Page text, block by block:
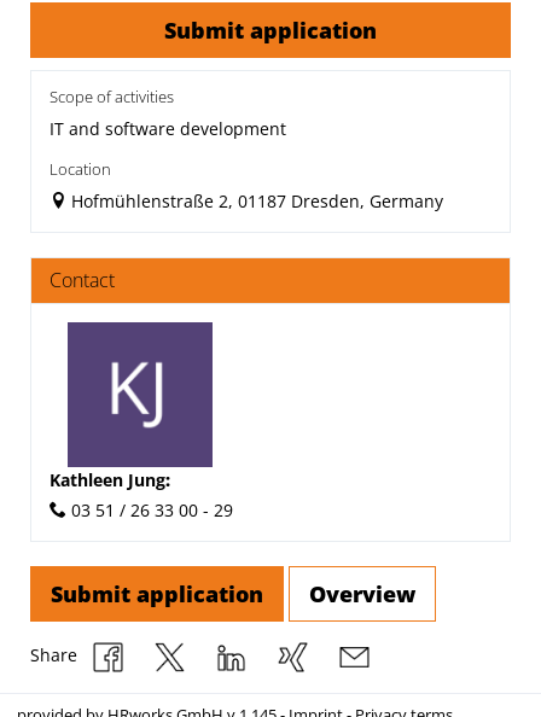
Submit application
Scope of activities
IT and software development
Location
Hofmühlenstraße 2, 01187 Dresden, Germany
Contact
Kathleen Jung:
03 51 / 26 33 00 - 29
Submit application Overview
Share